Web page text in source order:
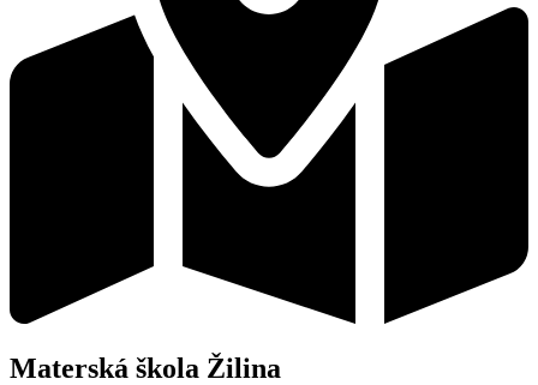
Materská škola Žilina